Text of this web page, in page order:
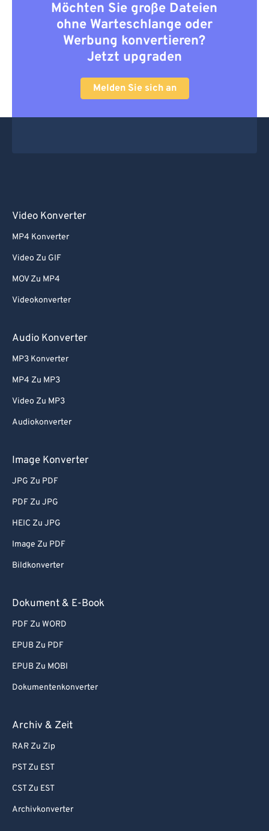
Möchten Sie große Dateien
ohne Warteschlange oder
Werbung konvertieren?
Jetzt upgraden
Melden Sie sich an
Video Konverter
MP4 Konverter
Video Zu GIF
MOV Zu MP4
Videokonverter
Audio Konverter
MP3 Konverter
MP4 Zu MP3
Video Zu MP3
Audiokonverter
Image Konverter
JPG Zu PDF
PDF Zu JPG
HEIC Zu JPG
Image Zu PDF
Bildkonverter
Dokument & E-Book
PDF Zu WORD
EPUB Zu PDF
EPUB Zu MOBI
Dokumentenkonverter
Archiv & Zeit
RAR Zu Zip
PST Zu EST
CST Zu EST
Archivkonverter